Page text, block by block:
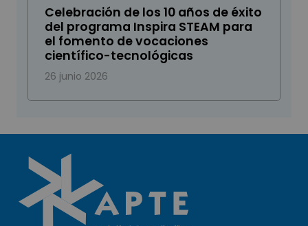
Celebración de los 10 años de éxito
del programa Inspira STEAM para
el fomento de vocaciones
científico-tecnológicas
26 junio 2026